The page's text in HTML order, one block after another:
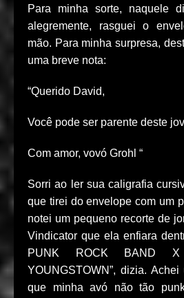
Para minha sorte, naquele
alegremente, rasguei o
mão. Para minha surpresa,
uma breve nota:
“Querido David,
Você pode ser parente deste
Com amor, vovó Grohl “
Sorri ao ler sua caligrafia
que tirei do envelope com um
notei um pequeno recorte de
Vindicator que ela enfiara
PUNK ROCK BAND X
YOUNGSTOWN”, dizia.
que minha avó não tão